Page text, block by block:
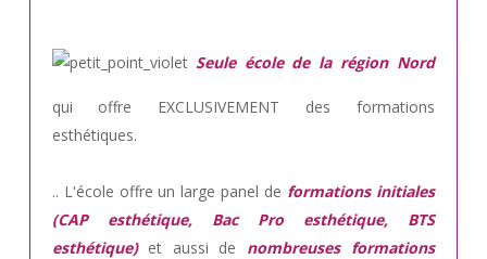
Seule école de la région Nord
qui offre EXCLUSIVEMENT des formations
esthétiques.
.. L'école offre un large panel de formations initiales
(CAP esthétique, Bac Pro esthétique, BTS
esthétique) et aussi de nombreuses formations